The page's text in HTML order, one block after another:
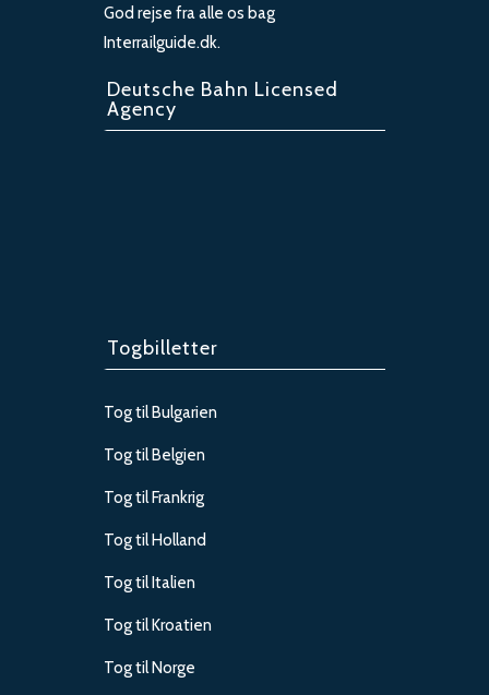
God rejse fra alle os bag
Interrailguide.dk.
Deutsche Bahn Licensed
Agency
Togbilletter
Tog til Bulgarien
Tog til Belgien
Tog til Frankrig
Tog til Holland
Tog til Italien
Tog til Kroatien
Tog til Norge